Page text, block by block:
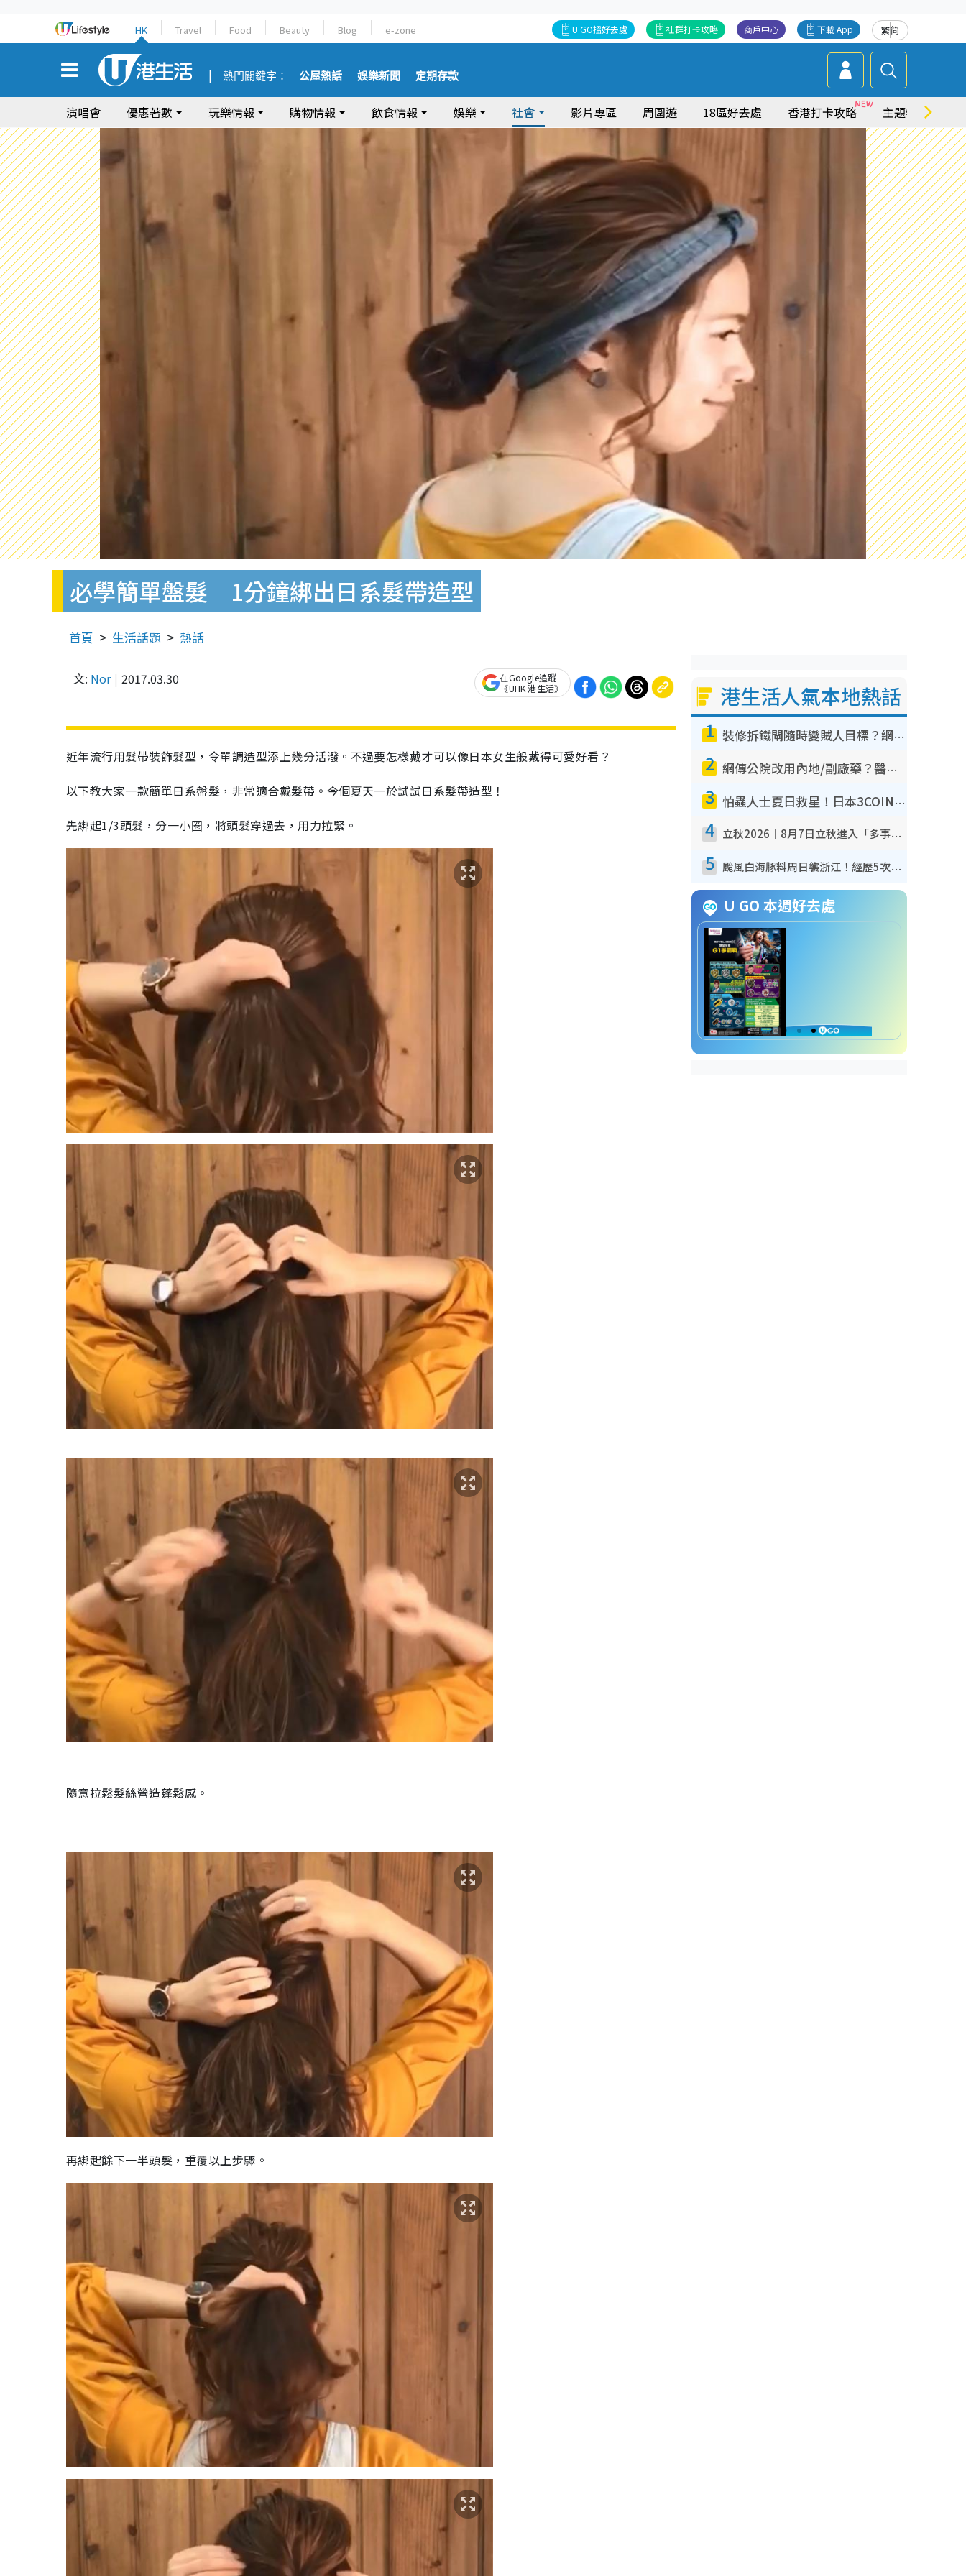
HK Travel Food Beauty Blog e-zone 繁简
下載 App
商戶中心
社群打卡攻略
U GO搵好去處
熱門關鍵字： 公屋熱話 娛樂新聞 定期存款
演唱會 優惠著數 玩樂情報 購物情報 飲食情報 娛樂 社會 影片專區 周圍遊 18區好去處 香港打卡攻略 主題特集
必學簡單盤髮 1分鐘綁出日系髮帶造型
首頁 生活話題 熱話
文: Nor 2017.03.30
在Google追蹤
《UHK 港生活》
近年流行用髮帶裝飾髮型，令單調造型添上幾分活潑。不過要怎樣戴才可以像日本女生般戴得可愛好看？
以下教大家一款簡單日系盤髮，非常適合戴髮帶。今個夏天一於試試日系髮帶造型！
先綁起1/3頭髮，分一小圈，將頭髮穿過去，用力拉緊 。
隨意拉鬆髮絲營造蓬鬆感。
再綁起餘下一半頭髮，重覆以上步驟。
港生活人氣本地熱話
1 裝修拆鐵閘隨時變賊人目標？網民揭2大關鍵用途：裝新式等於白裝？附新舊鐵閘分別
2 網傳公院改用內地/副廠藥？醫生拆解正副廠分別 揭4類人換藥隨時出事
3 怕蟲人士夏日救星！日本3COINS爆紅驅蟲神器$45起 1招「全程免觸碰」輕鬆搞定小強
4 立秋2026｜8月7日立秋進入「多事之秋」 3件事唔做得！專家教6招開運 清枱頭／銀包納氣接好運
5 颱風白海豚料周日襲浙江！經歷5次「眼牆置換」極罕見 成登陸內地最長途颱風
U GO 本週好去處